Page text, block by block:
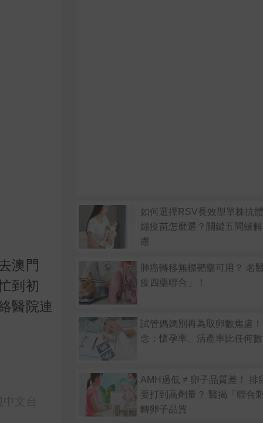
澳門
到初
醫院連
如何選擇RSV長效型單株抗
婦疫苗怎麼選？關鍵五問緩
慮
肺癌轉移無標靶藥可用？ 名
疫四藥聯合」！
試管媽媽別再為取卵數焦慮
念：懷孕率、活產率比任何
AMH過低 ≠ 卵子品質差！ 排
要打到高劑量？ 醫揭「聯合
轉卵子品質